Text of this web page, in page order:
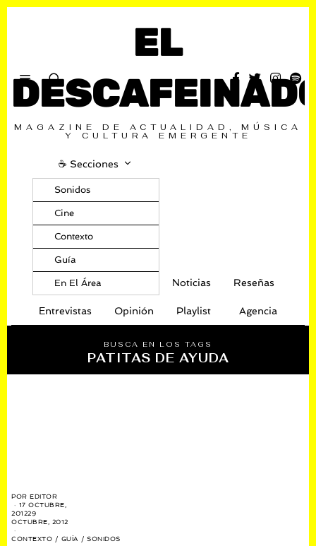
EL
MAGAZINE DE ACTUALIDAD, MÚSICA
Y CULTURA EMERGENTE
☕️ Secciones
Sonidos
Cine
Contexto
Guía
En El Área Noticias Reseñas
Entrevistas Opinión Playlist Agencia
BUSCA EN LOS TAGS
PATITAS DE AYUDA
POREDITOR
17 OCTUBRE,
201229
OCTUBRE, 2012
CONTEXTO / GUÍA / SONIDOS